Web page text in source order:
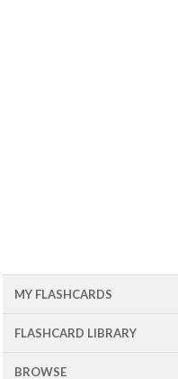
MY FLASHCARDS
FLASHCARD LIBRARY
BROWSE